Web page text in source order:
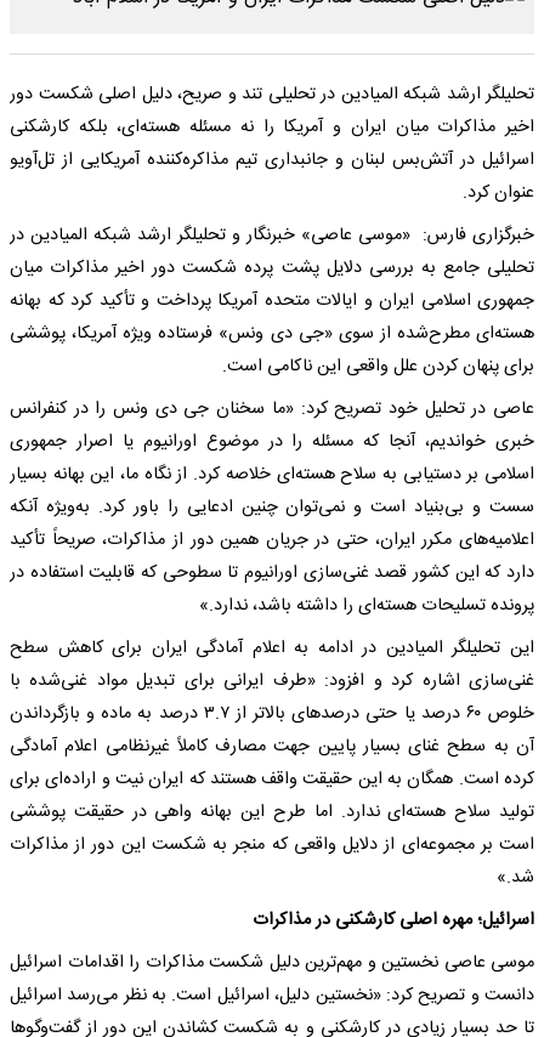
تحلیلگر ارشد شبکه المیادین در تحلیلی تند و صریح، دلیل اصلی شکست دور
اخیر مذاکرات میان ایران و آمریکا را نه مسئله هسته‌ای، بلکه کارشکنی
اسرائیل در آتش‌بس لبنان و جانبداری تیم مذاکره‌کننده آمریکایی از تل‌آویو
عنوان کرد.
خبرگزاری فارس: «موسی عاصی» خبرنگار و تحلیلگر ارشد شبکه المیادین در
تحلیلی جامع به بررسی دلایل پشت پرده شکست دور اخیر مذاکرات میان
جمهوری اسلامی ایران و ایالات متحده آمریکا پرداخت و تأکید کرد که بهانه
هسته‌ای مطرح‌شده از سوی «جی دی ونس» فرستاده ویژه آمریکا، پوششی
برای پنهان کردن علل واقعی این ناکامی است.
عاصی در تحلیل خود تصریح کرد: «ما سخنان جی دی ونس را در کنفرانس
خبری خواندیم، آنجا که مسئله را در موضوع اورانیوم یا اصرار جمهوری
اسلامی بر دستیابی به سلاح هسته‌ای خلاصه کرد. از نگاه ما، این بهانه بسیار
سست و بی‌بنیاد است و نمی‌توان چنین ادعایی را باور کرد. به‌ویژه آنکه
اعلامیه‌های مکرر ایران، حتی در جریان همین دور از مذاکرات، صریحاً تأکید
دارد که این کشور قصد غنی‌سازی اورانیوم تا سطوحی که قابلیت استفاده در
پرونده تسلیحات هسته‌ای را داشته باشد، ندارد.»
این تحلیلگر المیادین در ادامه به اعلام آمادگی ایران برای کاهش سطح
غنی‌سازی اشاره کرد و افزود: «طرف ایرانی برای تبدیل مواد غنی‌شده با
خلوص ۶۰ درصد یا حتی درصدهای بالاتر از ۳.۷ درصد به ماده و بازگرداندن
آن به سطح غنای بسیار پایین جهت مصارف کاملاً غیرنظامی اعلام آمادگی
کرده است. همگان به این حقیقت واقف هستند که ایران نیت و اراده‌ای برای
تولید سلاح هسته‌ای ندارد. اما طرح این بهانه واهی در حقیقت پوششی
است بر مجموعه‌ای از دلایل واقعی که منجر به شکست این دور از مذاکرات
شد.»
اسرائیل؛ مهره اصلی کارشکنی در مذاکرات
موسی عاصی نخستین و مهم‌ترین دلیل شکست مذاکرات را اقدامات اسرائیل
دانست و تصریح کرد: «نخستین دلیل، اسرائیل است. به نظر می‌رسد اسرائیل
تا حد بسیار زیادی در کارشکنی و به شکست کشاندن این دور از گفت‌وگوها